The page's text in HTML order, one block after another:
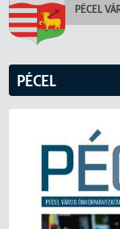
PÉCEL
PÉCEL